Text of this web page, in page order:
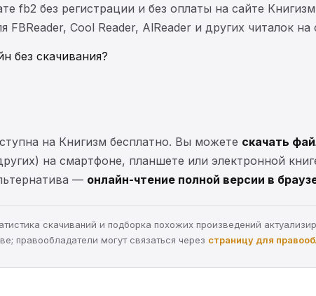
fb2 без регистрации и без оплаты на сайте
Cool Reader, AlReader и других читалок
без скачивания?
на Книгизм бесплатно. Вы можете скачать
на смартфоне, планшете или электронной
— онлайн-чтение полной версии в
скачиваний и подборка похожих произведений
правообладатели могут связаться через страницу для